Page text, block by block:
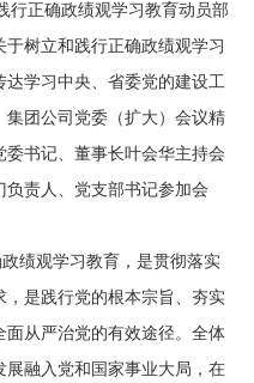
正确政绩观学习教育动员部
树立和践行正确政绩观学习
学习中央、省委党的建设工
团公司党委（扩大）会议精
书记、董事长叶会华主持会
责人、党支部书记参加会
绩观学习教育，是贯彻落实
是践行党的根本宗旨、夯实
从严治党的有效途径。全体
融入党和国家事业大局，在